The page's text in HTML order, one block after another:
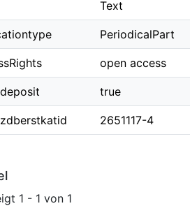
Text
PeriodicalPart
open access
true
2651117-4
1 - 1 von 1